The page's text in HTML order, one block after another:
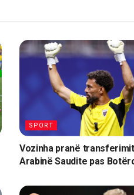
SPORT
Vozinha pranë
Arabinë Saudite pas